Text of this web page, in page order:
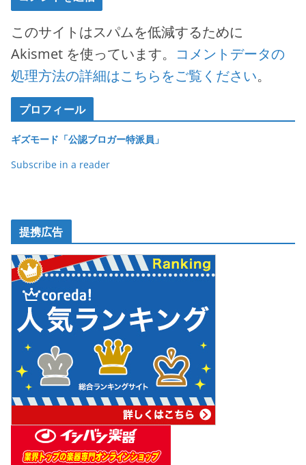
このサイトはスパムを低減するために
Akismet を使っています。 コメントデータの
処理方法の詳細はこちらをご覧ください。
プロフィール
ギズモード「公認ブロガー特派員」
Subscribe in a reader
提携広告